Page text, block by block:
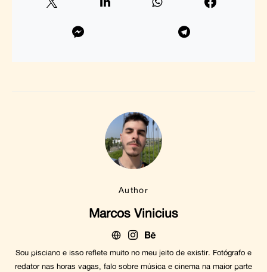
Author
Marcos Vinicius
Sou pisciano e isso reflete muito no meu jeito de existir. Fotógrafo e
redator nas horas vagas, falo sobre música e cinema na maior parte